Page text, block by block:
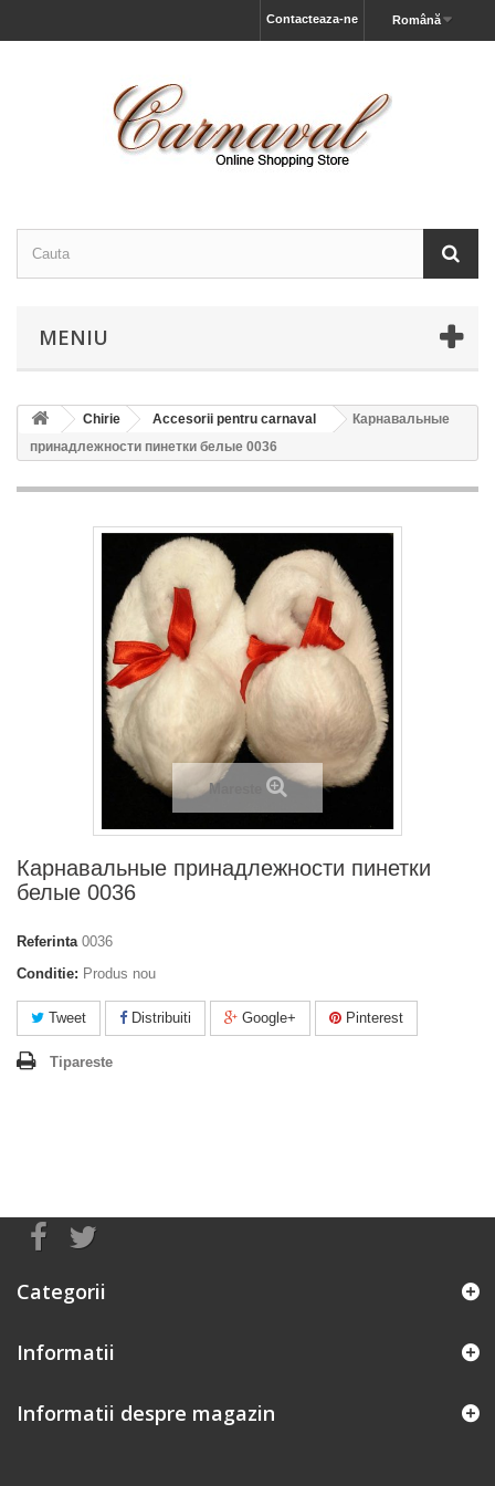
Română
Contacteaza-ne
MENIU
Chirie Accesorii pentru carnaval
Карнавальные
принадлежности пинетки белые 0036
Mareste
Карнавальные принадлежности пинетки
белые 0036
Referinta 0036
Conditie: Produs nou
Tweet Distribuiti Google+ Pinterest
Tipareste
Categorii
Informatii
Informatii despre magazin